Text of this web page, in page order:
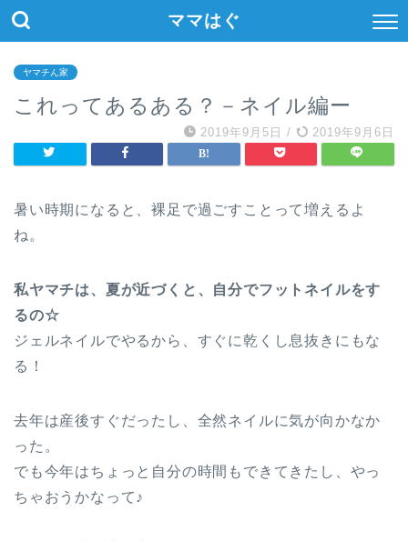
ママはぐ
ヤマチん家
これってあるある？－ネイル編ー
2019年9月5日 / 2019年9月6日
暑い時期になると、裸足で過ごすことって増えるよ
ね。
私ヤマチは、夏が近づくと、自分でフットネイルをす
るの☆
ジェルネイルでやるから、すぐに乾くし息抜きにもな
る！
去年は産後すぐだったし、全然ネイルに気が向かなか
った。
でも今年はちょっと自分の時間もできてきたし、やっ
ちゃおうかなって♪